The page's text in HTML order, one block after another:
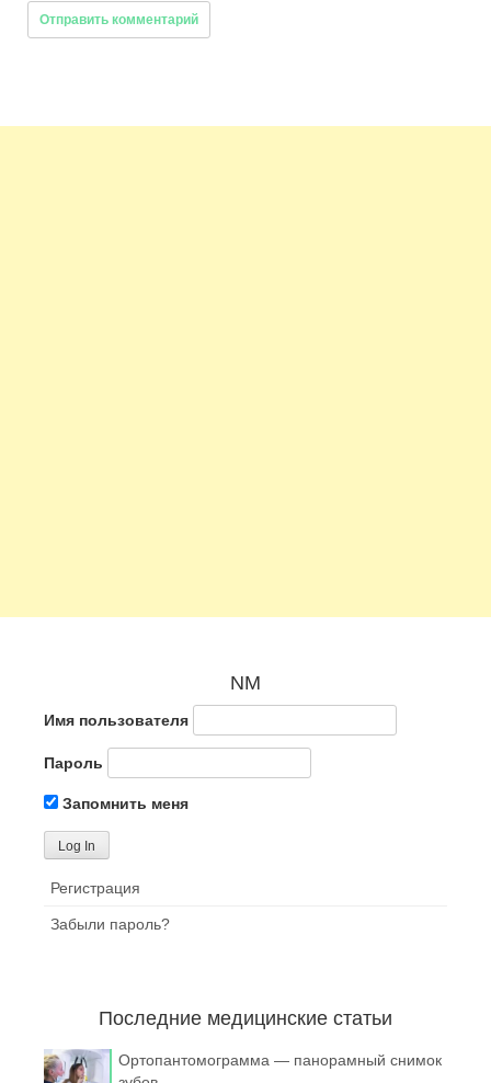
NM
Имя пользователя
Пароль
Запомнить меня
Регистрация
Забыли пароль?
Последние медицинские статьи
Ортопантомограмма — панорамный снимок